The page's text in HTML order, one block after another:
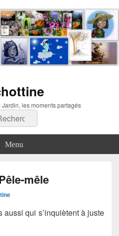
les moments partagés
:
Menu
mêle
aussi qui s’inquiètent à juste